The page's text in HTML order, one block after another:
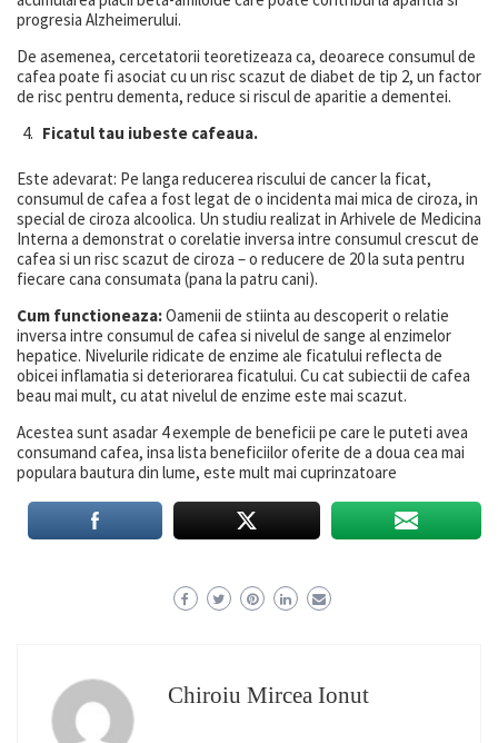
progresia Alzheimerului.
De asemenea, cercetatorii teoretizeaza ca, deoarece consumul de
cafea poate fi asociat cu un risc scazut de diabet de tip 2, un factor
de risc pentru dementa, reduce si riscul de aparitie a dementei.
Ficatul tau iubeste cafeaua.
Este adevarat: Pe langa reducerea riscului de cancer la ficat,
consumul de cafea a fost legat de o incidenta mai mica de ciroza, in
special de ciroza alcoolica. Un studiu realizat in Arhivele de Medicina
Interna a demonstrat o corelatie inversa intre consumul crescut de
cafea si un risc scazut de ciroza – o reducere de 20 la suta pentru
fiecare cana consumata (pana la patru cani).
Cum functioneaza:Oamenii de stiinta au descoperit o relatie
inversa intre consumul de cafea si nivelul de sange al enzimelor
hepatice. Nivelurile ridicate de enzime ale ficatului reflecta de
obicei inflamatia si deteriorarea ficatului. Cu cat subiectii de cafea
beau mai mult, cu atat nivelul de enzime este mai scazut.
Acestea sunt asadar 4 exemple de beneficii pe care le puteti avea
consumand cafea, insa lista beneficiilor oferite de a doua cea mai
populara bautura din lume, este mult mai cuprinzatoare
Chiroiu Mircea Ionut